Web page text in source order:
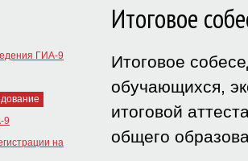
ГИА-9
9
на
Итоговое
Итоговое
обучающихся,
итоговой
общего